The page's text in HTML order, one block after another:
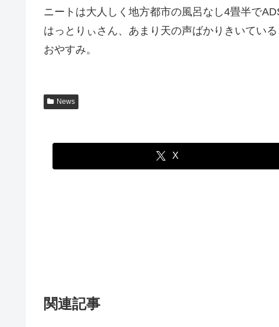
ニートは大人しく地方都市の風呂なし4畳半で
はっとりぃさん、あまり天の声ばかりきいている
おやすみ。
News
X
関連記事